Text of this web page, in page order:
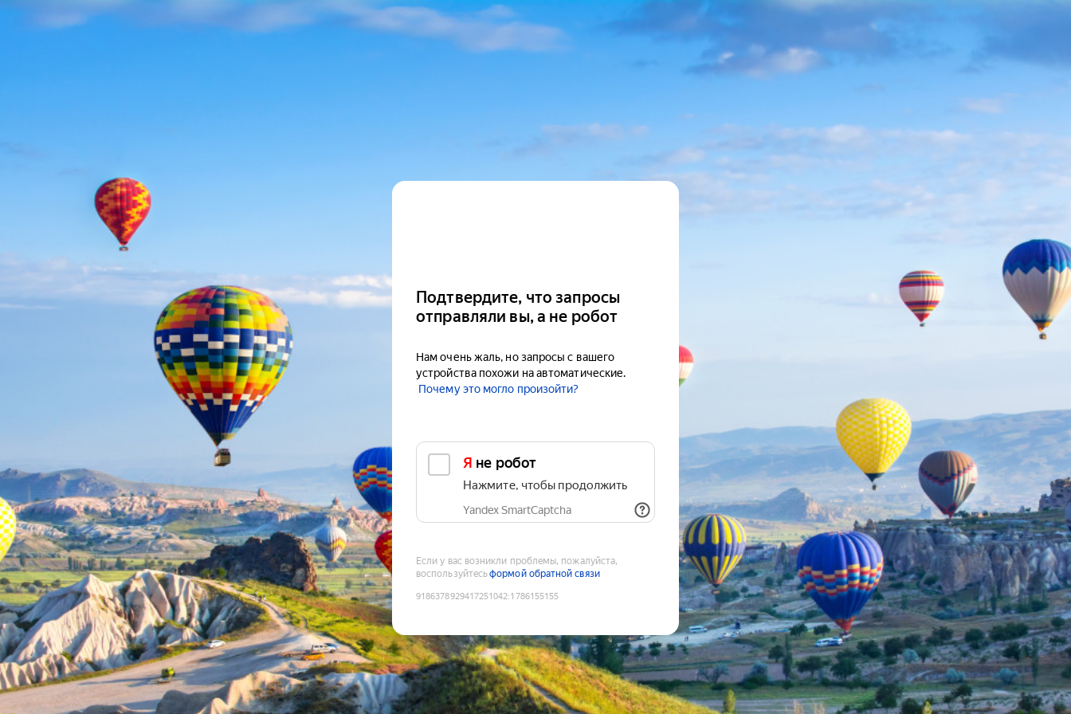
Подтвердите, что запросы
отправляли вы, а не робот
Нам очень жаль, но запросы с вашего
устройства похожи на автоматические.
Почему это могло произойти?
Я не робот
Нажмите, чтобы продолжить
Yandex SmartCaptcha
Если у вас возникли проблемы, пожалуйста,
воспользуйтесьформой обратной связи
9186378929417251042:1786155155